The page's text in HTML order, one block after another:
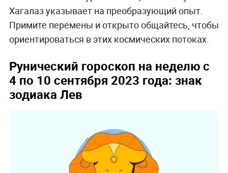
Хагалаз указывает на преобразующий опыт.
Примите перемены и открыто общайтесь, чтобы
ориентироваться в этих космических потоках.
Рунический гороскоп на неделю с
4 по 10 сентября 2023 года: знак
зодиака Лев